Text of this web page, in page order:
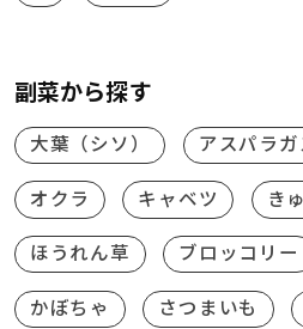
副菜から探す
大葉（シソ） アスパラガ
オクラ キャベツ き
ほうれん草 ブロッコリー
かぼちゃ さつまいも